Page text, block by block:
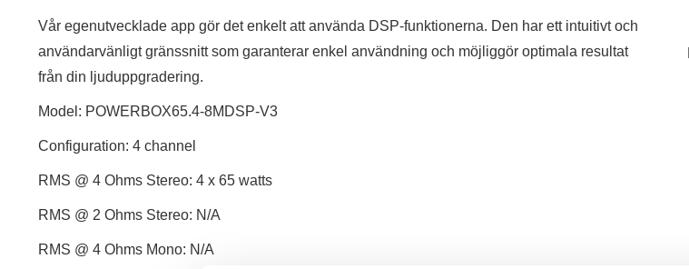
Vår egenutvecklade app gör det enkelt att använda DSP-funktionerna. Den har ett intuitivt och
användarvänligt gränssnitt som garanterar enkel användning och möjliggör optimala resultat
från din ljuduppgradering.
Model: POWERBOX65.4-8MDSP-V3
Configuration: 4 channel
RMS @ 4 Ohms Stereo: 4 x 65 watts
RMS @ 2 Ohms Stereo: N/A
RMS @ 4 Ohms Mono: N/A